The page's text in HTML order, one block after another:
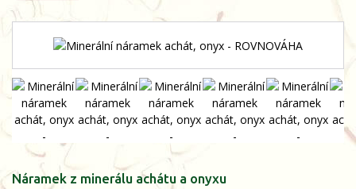
Náramek z minerálu achátu a onyxu